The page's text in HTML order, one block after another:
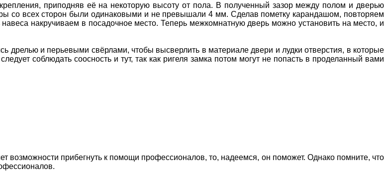
приподняв её на некоторую высоту от пола. В полученный зазор между полом и дверью
со всех сторон были одинаковыми и не превышали 4 мм. Сделав пометку карандашом, повторяем
накручиваем в посадочное место. Теперь межкомнатную дверь можно установить на место, и
дрелью и перьевыми свёрлами, чтобы высверлить в материале двери и лудки отверстия, в которые
соблюдать соосность и тут, так как ригеля замка потом могут не попасть в проделанный вами
возможности прибегнуть к помощи профессионалов, то, надеемся, он поможет. Однако помните, что